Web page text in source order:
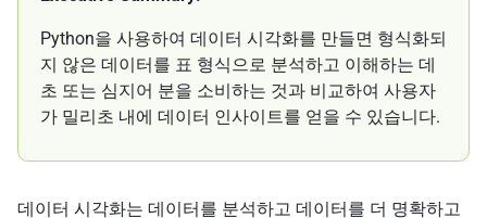
Python을 사용하여 데이터 시각화를 만들면 형식화되
지 않은 데이터를 표 형식으로 분석하고 이해하는 데
초 또는 심지어 분을 소비하는 것과 비교하여 사용자
가 밀리초 내에 데이터 인사이트를 얻을 수 있습니다.
데이터 시각화는 데이터를 분석하고 데이터를 더 명확하고